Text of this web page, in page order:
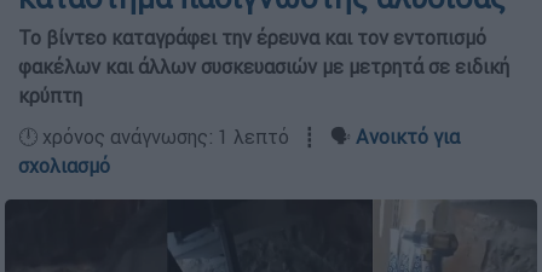
Το βίντεο καταγράφει την έρευνα και τον εντοπισμό
φακέλων και άλλων συσκευασιών με μετρητά σε ειδική
κρύπτη
🕛 χρόνος ανάγνωσης: 1 λεπτό ┋ 🗣️ Ανοικτό για
σχολιασμό